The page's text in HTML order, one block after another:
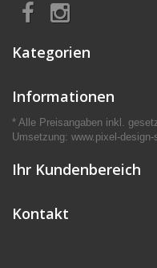
Kategorien
Informationen
* Alle Preisangaben inkl.
Umsetzung: www.pixel-
Ihr Kundenbereich
Kontakt